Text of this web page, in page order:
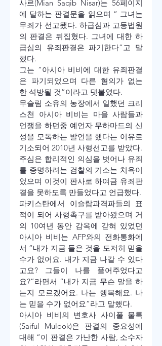
사르(Mian Saqib Nisar)는 56페이지
에 달하는 판결문을 읽으며 “ 그녀는
무죄가 선고됐다. 하급심과 고등법원
의 판결은 뒤집혔다. 그녀에 대한 하
급심의 유죄판결은 파기한다”고 말
했다.
그는 “아시아 비비에 대한 유죄판결
은 파기되었으며 다른 혐의가 없는
한 석방될 것”이라고 덧붙였다.
무슬림 소유의 농장에서 일했던 크리
스천 아시아 비비는 마을 사람들과
언쟁을 하던중 예언자 무하마드의 신
성을 모독하는 발언을 했다는 이유로
기소되어 2010년 사형선고를 받았다.
주심은 합리적인 의심을 벗어나 유죄
를 증명하려는 검찰의 기소는 치욕이
었으며 이것이 판사로 하여금 유죄판
결을 못하도록 만들었다고 언급했다.
파키스탄에서 이슬람과격파들의 표
적이 되어 사형촉구를 받아왔으며 거
의 10여년 동안 감옥에 갇혀 있었던
아시아 비비는 AFP와의 전화통화에
서 “내가 지금 들은 것을 도저히 믿을
수가 없어요. 내가 지금 나갈 수 있다
고요? 그들이 나를 풀어주었다고
요?”라면서 “내가 지금 무슨 말을 하
는지 모르겠어요. 나는 행복해요. 나
는 믿을 수가 없어요”라고 말했다.
아시아 비비의 변호사 사이풀 물룩
(Saiful Mulook)은 판결의 중요성에
대해 “이 판결은 가난한 사람, 소수자